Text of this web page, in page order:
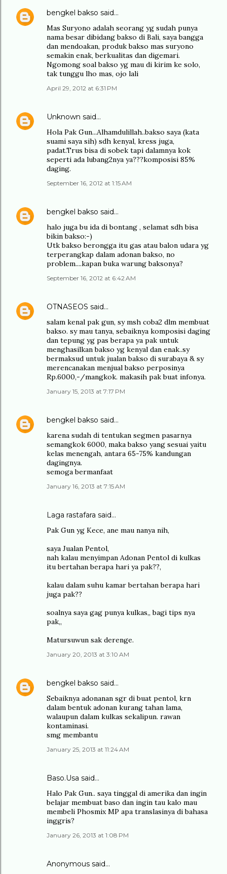
bengkel bakso said…
Mas Suryono adalah seorang yg sudah punya
nama besar dibidang bakso di Bali, saya bangga
dan mendoakan, produk bakso mas suryono
semakin enak, berkualitas dan digemari.
Ngomong soal bakso yg mau di kirim ke solo,
tak tunggu lho mas, ojo lali
April 29, 2012 at 6:31 PM
Unknown said…
Hola Pak Gun...Alhamdulillah..bakso saya (kata
suami saya sih) sdh kenyal, kress juga,
padat.Trus bisa di sobek tapi dalamnya kok
seperti ada lubang2nya ya???komposisi 85%
daging.
September 16, 2012 at 1:15 AM
bengkel bakso said…
halo juga bu ida di bontang , selamat sdh bisa
bikin bakso:-)
Utk bakso berongga itu gas atau balon udara yg
terperangkap dalam adonan bakso, no
problem....kapan buka warung baksonya?
September 16, 2012 at 6:42 AM
OTNASEOS said…
salam kenal pak gun, sy msh coba2 dlm membuat
bakso. sy mau tanya, sebaiknya komposisi daging
dan tepung yg pas berapa ya pak untuk
menghasilkan bakso yg kenyal dan enak..sy
bermaksud untuk jualan bakso di surabaya & sy
merencanakan menjual bakso perposinya
Rp.6000,-/mangkok. makasih pak buat infonya.
January 15, 2013 at 7:17 PM
bengkel bakso said…
karena sudah di tentukan segmen pasarnya
semangkok 6000, maka bakso yang sesuai yaitu
kelas menengah, antara 65-75% kandungan
dagingnya.
semoga bermanfaat
January 16, 2013 at 7:15 AM
Laga rastafara said…
Pak Gun yg Kece, ane mau nanya nih,
saya Jualan Pentol,
nah kalau menyimpan Adonan Pentol di kulkas
itu bertahan berapa hari ya pak??,
kalau dalam suhu kamar bertahan berapa hari
juga pak??
soalnya saya gag punya kulkas,, bagi tips nya
pak,,
Matursuwun sak derenge.
January 20, 2013 at 3:10 AM
bengkel bakso said…
Sebaiknya adonanan sgr di buat pentol, krn
dalam bentuk adonan kurang tahan lama,
walaupun dalam kulkas sekalipun. rawan
kontaminasi.
smg membantu
January 25, 2013 at 11:24 AM
Baso.Usa said…
Halo Pak Gun.. saya tinggal di amerika dan ingin
belajar membuat baso dan ingin tau kalo mau
membeli Phosmix MP apa translasinya di bahasa
inggris?
January 26, 2013 at 1:08 PM
Anonymous said…